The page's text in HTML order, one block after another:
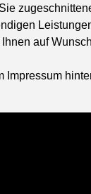
auf
Impressum